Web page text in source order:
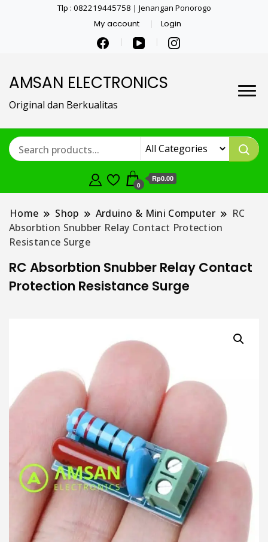
Tlp : 082219445758 | Jenangan Ponorogo
My account Login
AMSAN ELECTRONICS
Original dan Berkualitas
0
Rp0.00
Home Shop Arduino & Mini Computer
RC
Absorbtion Snubber Relay Contact Protection
Resistance Surge
RC Absorbtion Snubber Relay Contact
Protection Resistance Surge